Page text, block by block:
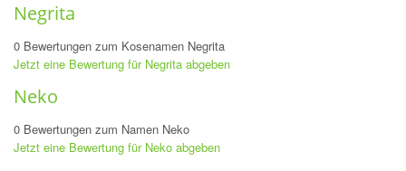
Negrita
0 Bewertungen zum Kosenamen Negrita
Jetzt eine Bewertung für Negrita abgeben
Neko
0 Bewertungen zum Namen Neko
Jetzt eine Bewertung für Neko abgeben